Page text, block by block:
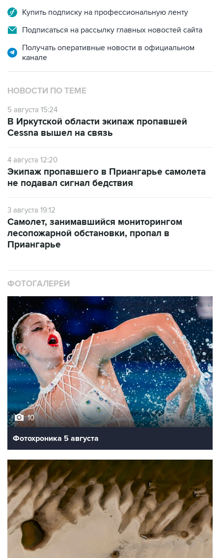
Купить подписку на профессиональную ленту
Подписаться на рассылку главных новостей сайта
Получать оперативные новости в официальном
канале
НОВОСТИ ПО ТЕМЕ
5 августа 15:24
В Иркутской области экипаж пропавшей
Cessna вышел на связь
4 августа 12:20
Экипаж пропавшего в Приангарье самолета
не подавал сигнал бедствия
3 августа 19:12
Самолет, занимавшийся мониторингом
лесопожарной обстановки, пропал в
Приангарье
ФОТОГАЛЕРЕИ
10
Фотохроника 5 августа